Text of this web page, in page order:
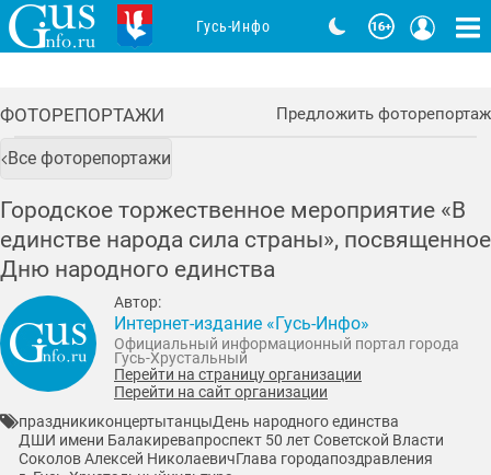
ФОТОРЕПОРТАЖИ Предложить фоторепортаж
Все фоторепортажи
Городское торжественное мероприятие «В
единстве народа сила страны», посвященное
Дню народного единства
Автор:
Интернет-издание «Гусь-Инфо»
Официальный информационный портал города
Гусь-Хрустальный
Перейти на страницу организации
Перейти на сайт организации
праздникиконцертытанцыДень народного единства
ДШИ имени Балакиревапроспект 50 лет Советской Власти
Соколов Алексей НиколаевичГлава городапоздравления
Гусь-Инфо